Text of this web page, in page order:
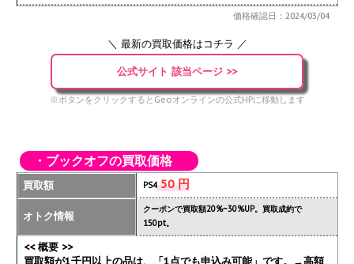
価格確認日：2024/03/04
＼ 最新の買取価格はコチラ ／
公式サイト 該当ページ >>
※ボタンをクリックするとGeoオンラインの公式HPに移動します
・ブックオフの買取価格
買取額 PS450 円
オトク情報
クーポンで買取額20%~30%UP。買取成約で
150pt。
<< 概要 >>
買取額が1千円以上の品は、「1点でも申込み可能」です。→高額